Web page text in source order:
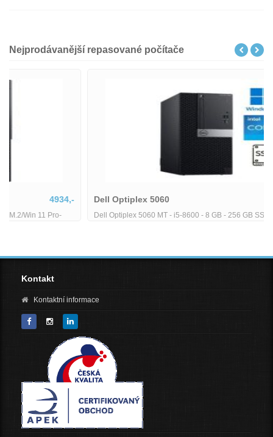
Nejprodávanější repasované počítače
Dell Optiplex 5060
Dell Optiplex 5060 MT - i5-8600 - 8 GB - 256 GB SSD
Kontakt
Kontaktní informace